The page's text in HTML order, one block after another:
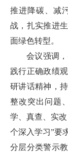
推进降碳、减
战，扎实推进
面绿色转型。
会议强调
践行正确政绩
研讲话精神，
整改突出问题
学、真查、实
个深入学习”要
分层分类警示